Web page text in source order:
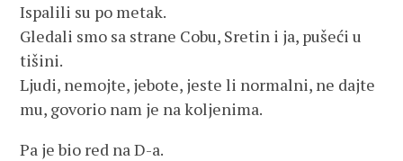
Ispalili su po metak.
Gledali smo sa strane Cobu, Sretin i ja, pušeći u
tišini.
Ljudi, nemojte, jebote, jeste li normalni, ne dajte
mu, govorio nam je na koljenima.
Pa je bio red na D-a.